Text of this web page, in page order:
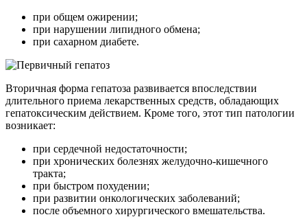
при общем ожирении;
при нарушении липидного обмена;
при сахарном диабете.
Вторичная форма гепатоза развивается впоследствии
длительного приема лекарственных средств, обладающих
гепатоксическим действием. Кроме того, этот тип патологии
возникает:
при сердечной недостаточности;
при хронических болезнях желудочно-кишечного
тракта;
при быстром похудении;
при развитии онкологических заболеваний;
после объемного хирургического вмешательства.